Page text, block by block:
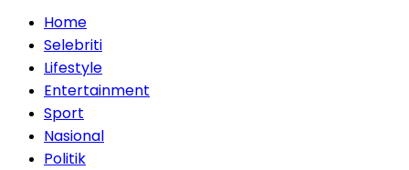
Home
Selebriti
Lifestyle
Entertainment
Sport
Nasional
Politik